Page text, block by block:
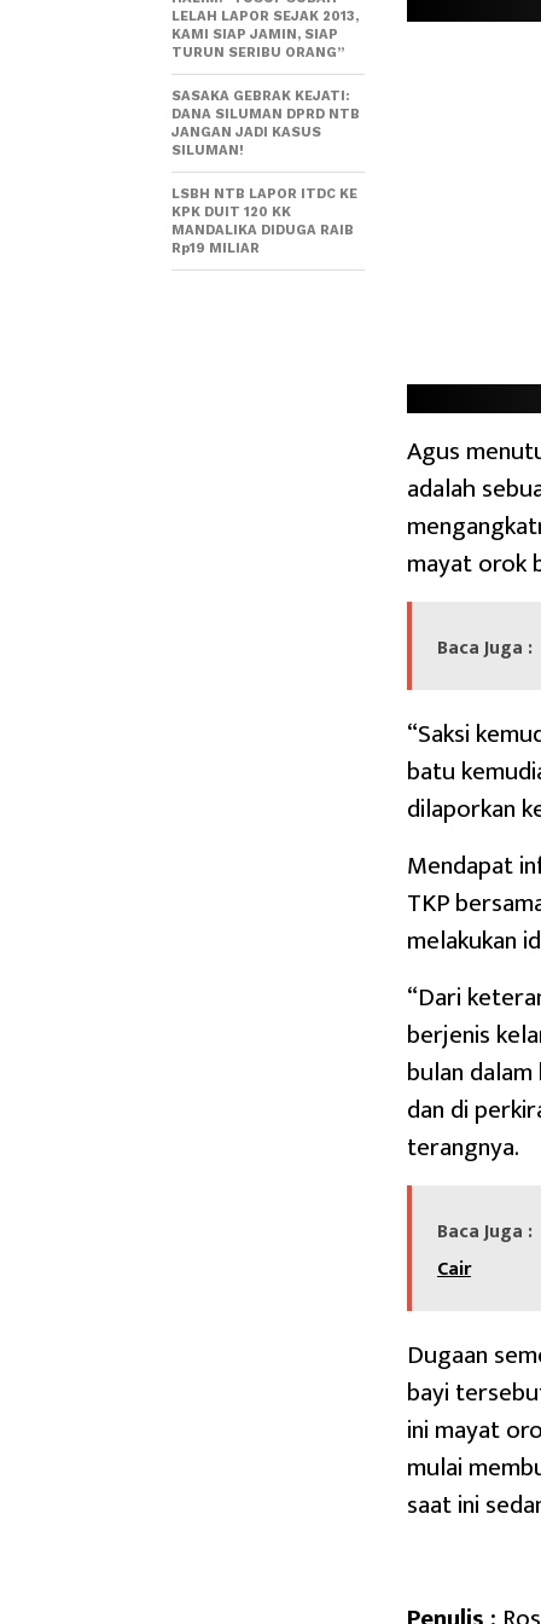
Agus
adalah
mayat orok
Baca Juga :
“Saksi
batu
dilaporkan
Mendapat
TKP
melakukan
“Dari
berjenis
bulan
dan di
terangnya.
Baca Juga :
Cair
Dugaan
bayi
ini mayat
mulai
saat ini
LELAH LAPOR SEJAK 2013,
KAMI SIAP JAMIN, SIAP
TURUN SERIBU ORANG”
SASAKA GEBRAK KEJATI:
DANA SILUMAN DPRD NTB
JANGAN JADI KASUS
SILUMAN!
LSBH NTB LAPOR ITDC KE
KPK DUIT 120 KK
MANDALIKA DIDUGA RAIB
Rp19 MILIAR